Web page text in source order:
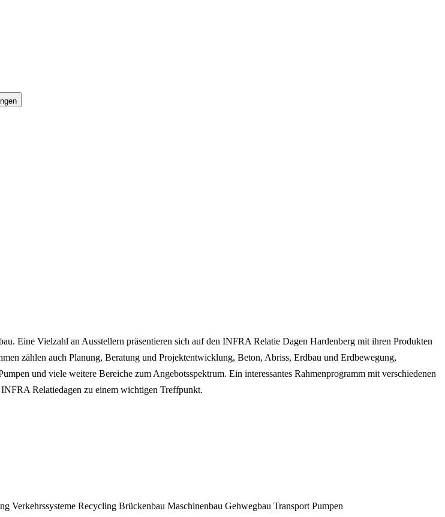
Eine Vielzahl an Ausstellern präsentieren sich auf den INFRA Relatie Dagen Hardenberg mit ihren Produkten
zählen auch Planung, Beratung und Projektentwicklung, Beton, Abriss, Erdbau und Erdbewegung,
und viele weitere Bereiche zum Angebotsspektrum. Ein interessantes Rahmenprogramm mit verschiedenen
Relatiedagen zu einem wichtigen Treffpunkt.
Verkehrssysteme Recycling Brückenbau Maschinenbau Gehwegbau Transport Pumpen